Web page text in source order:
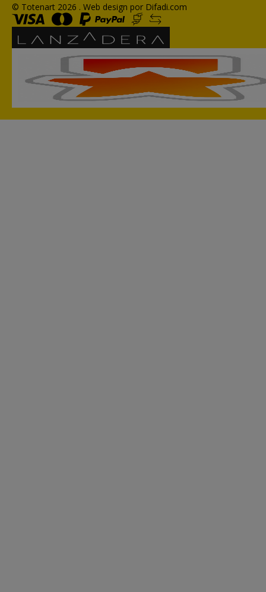
© Totenart 2026 . Web design por Difadi.com